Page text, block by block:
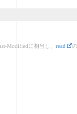
Modifiedに相当し、 read
の